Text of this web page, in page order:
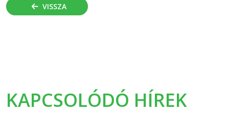
VISSZA
KAPCSOLÓDÓ HÍREK